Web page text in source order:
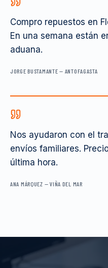
Compro repuestos en
En una semana están
aduana.
JORGE BUSTAMANTE — ANTOFAGASTA
Nos ayudaron con el
envíos familiares.
última hora.
ANA MÁRQUEZ —VIÑA DEL MAR